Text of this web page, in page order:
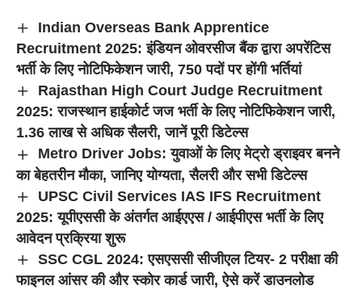
Indian Overseas Bank Apprentice
Recruitment 2025: इंडियन ओवरसीज बैंक द्वारा अपरेंटिस
भर्ती के लिए नोटिफिकेशन जारी, 750 पदों पर होंगी भर्तियां
Rajasthan High Court Judge Recruitment
2025: राजस्थान हाईकोर्ट जज भर्ती के लिए नोटिफिकेशन जारी,
1.36 लाख से अधिक सैलरी, जानें पूरी डिटेल्स
Metro Driver Jobs: युवाओं के लिए मेट्रो ड्राइवर बनने
का बेहतरीन मौका, जानिए योग्यता, सैलरी और सभी डिटेल्स
UPSC Civil Services IAS IFS Recruitment
2025: यूपीएससी के अंतर्गत आईएएस / आईपीएस भर्ती के लिए
आवेदन प्रक्रिया शुरू
SSC CGL 2024: एसएससी सीजीएल टियर- 2 परीक्षा की
फाइनल आंसर की और स्कोर कार्ड जारी, ऐसे करें डाउनलोड